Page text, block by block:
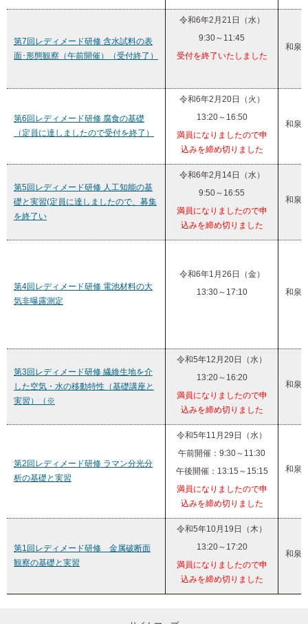
第7回レディメード研修 含水試料の表
面･形態観察（午前開催）（受付終了）
令和6年2月21日（水）
9:30～11:45
受付を終了いたしました
和泉
第6回レディメード研修 腐食の基礎
（定員に達しましたので受付を終了）
令和6年2月20日（火）
13:20～16:50
満員になりましたので申
込みを締め切りました
和泉
第5回レディメード研修 人工知能の基
礎と実習(定員に達しましたので、募集
を終了い
令和6年2月14日（水）
9:50～16:55
満員になりましたので申
込みを締め切りました
和泉
第4回レディメード研修 電池材料の大
気非曝露測定
令和6年1月26日（金）
13:30～17:10
和泉
第3回レディメード研修 繊維生地を介
した空気・水の移動特性（基礎講座と
実習）（※
令和5年12月20日（水）
13:20～16:20
満員になりましたので申
込みを締め切りました
和泉
第2回レディメード研修 ラマン分光分
析の基礎と実習
令和5年11月29日（水）
午前開催：9:30～11:30
午後開催：13:15～15:15
満員になりましたので申
込みを締め切りました
和泉
第1回レディメード研修 金属破断面
観察の基礎と実習
令和5年10月19日（木）
13:20～17:20
満員になりましたので申
込みを締め切りました
和泉